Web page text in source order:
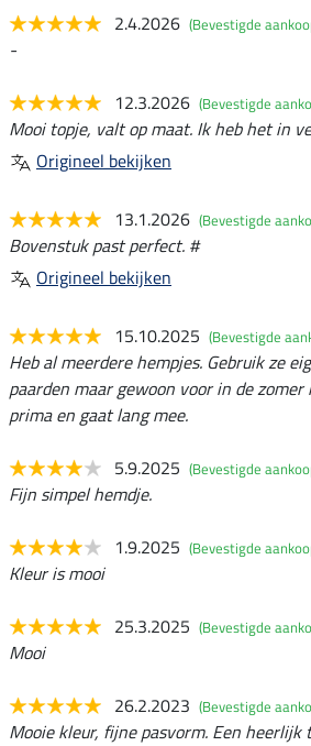
2.4.2026 (Bevestigde
-
12.3.2026 (Bevestigde
Mooi topje, valt op maat. Ik heb het in
Origineel bekijken
13.1.2026 (Bevestigde
Bovenstuk past perfect. #
Origineel bekijken
15.10.2025 (Bevestigde
Heb al meerdere hempjes. Gebruik ze
paarden maar gewoon voor in de
prima en gaat lang mee.
5.9.2025 (Bevestigde
Fijn simpel hemdje.
1.9.2025 (Bevestigde
Kleur is mooi
25.3.2025 (Bevestigde
Mooi
26.2.2023 (Bevestigde
Mooie kleur, fijne pasvorm. Een heerlijk